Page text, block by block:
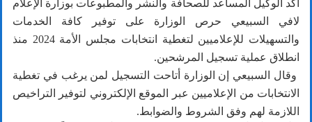
أكد الوكيل المساعد للصحافة والنشر والمطبوعات بوزارة الإعلام
لافي السبيعي حرص الوزارة على توفير كافة الخدمات
والتسهيلات للإعلاميين لتغطية انتخابات مجلس الأمة 2024 منذ
انطلاق عملية تسجيل المرشحين.
وقال السبيعي إن الوزارة أتاحت التسجيل لمن يرغب في تغطية
الانتخابات من الإعلاميين عبر الموقع الإلكتروني لتوفير التراخيص
اللازمة لهم وفق الشروط والضوابط.